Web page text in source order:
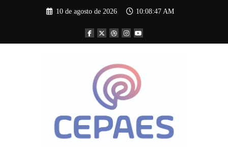
10 de agosto de 2026 10:08:49 AM